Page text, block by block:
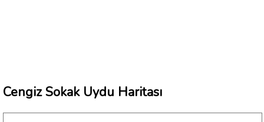
Cengiz Sokak Uydu Haritası